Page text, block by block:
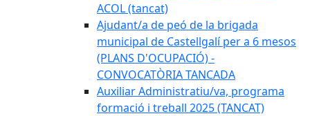
ACOL (tancat)
Ajudant/a de peó de la brigada
municipal de Castellgalí per a 6 mesos
(PLANS D'OCUPACIÓ) -
CONVOCATÒRIA TANCADA
Auxiliar Administratiu/va, programa
formació i treball 2025 (TANCAT)